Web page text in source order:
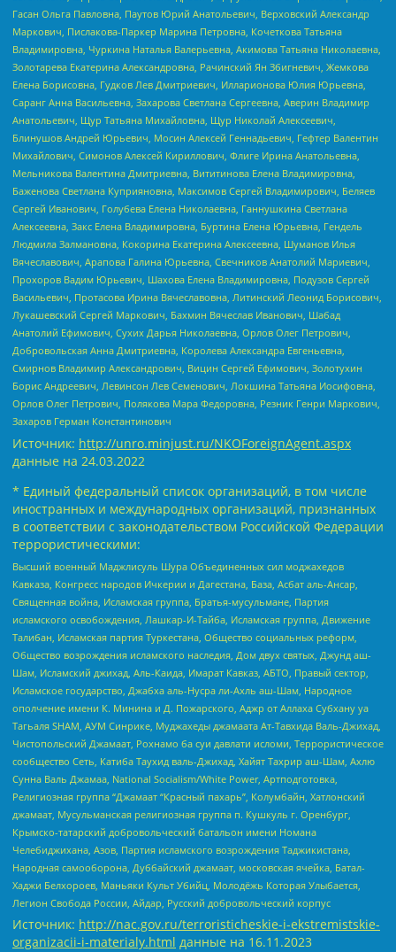
Гасан Ольга Павловна, Паутов Юрий Анатольевич, Верховский Александр
Маркович, Пислакова-Паркер Марина Петровна, Кочеткова Татьяна
Владимировна, Чуркина Наталья Валерьевна, Акимова Татьяна Николаевна,
Золотарева Екатерина Александровна, Рачинский Ян Збигневич, Жемкова
Елена Борисовна, Гудков Лев Дмитриевич, Илларионова Юлия Юрьевна,
Саранг Анна Васильевна, Захарова Светлана Сергеевна, Аверин Владимир
Анатольевич, Щур Татьяна Михайловна, Щур Николай Алексеевич,
Блинушов Андрей Юрьевич, Мосин Алексей Геннадьевич, Гефтер Валентин
Михайлович, Симонов Алексей Кириллович, Флиге Ирина Анатольевна,
Мельникова Валентина Дмитриевна, Вититинова Елена Владимировна,
Баженова Светлана Куприяновна, Максимов Сергей Владимирович, Беляев
Сергей Иванович, Голубева Елена Николаевна, Ганнушкина Светлана
Алексеевна, Закс Елена Владимировна, Буртина Елена Юрьевна, Гендель
Людмила Залмановна, Кокорина Екатерина Алексеевна, Шуманов Илья
Вячеславович, Арапова Галина Юрьевна, Свечников Анатолий Мариевич,
Прохоров Вадим Юрьевич, Шахова Елена Владимировна, Подузов Сергей
Васильевич, Протасова Ирина Вячеславовна, Литинский Леонид Борисович,
Лукашевский Сергей Маркович, Бахмин Вячеслав Иванович, Шабад
Анатолий Ефимович, Сухих Дарья Николаевна, Орлов Олег Петрович,
Добровольская Анна Дмитриевна, Королева Александра Евгеньевна,
Смирнов Владимир Александрович, Вицин Сергей Ефимович, Золотухин
Борис Андреевич, Левинсон Лев Семенович, Локшина Татьяна Иосифовна,
Орлов Олег Петрович, Полякова Мара Федоровна, Резник Генри Маркович,
Захаров Герман Константинович
Источник: http://unro.minjust.ru/NKOForeignAgent.aspx
данные на 24.03.2022
* Единый федеральный список организаций, в том числе
иностранных и международных организаций, признанных
в соответствии с законодательством Российской Федерации
террористическими:
Высший военный Маджлисуль Шура Объединенных сил моджахедов
Кавказа, Конгресс народов Ичкерии и Дагестана, База, Асбат аль-Ансар,
Священная война, Исламская группа, Братья-мусульмане, Партия
исламского освобождения, Лашкар-И-Тайба, Исламская группа, Движение
Талибан, Исламская партия Туркестана, Общество социальных реформ,
Общество возрождения исламского наследия, Дом двух святых, Джунд аш-
Шам, Исламский джихад, Аль-Каида, Имарат Кавказ, АБТО, Правый сектор,
Исламское государство, Джабха аль-Нусра ли-Ахль аш-Шам, Народное
ополчение имени К. Минина и Д. Пожарского, Аджр от Аллаха Субхану уа
Тагьаля SHAM, АУМ Синрике, Муджахеды джамаата Ат-Тавхида Валь-Джихад,
Чистопольский Джамаат, Рохнамо ба суи давлати исломи, Террористическое
сообщество Сеть, Катиба Таухид валь-Джихад, Хайят Тахрир аш-Шам, Ахлю
Сунна Валь Джамаа, National Socialism/White Power, Артподготовка,
Религиозная группа “Джамаат “Красный пахарь”, Колумбайн, Хатлонский
джамаат, Мусульманская религиозная группа п. Кушкуль г. Оренбург,
Крымско-татарский добровольческий батальон имени Номана
Челебиджихана, Азов, Партия исламского возрождения Таджикистана,
Народная самооборона, Дуббайский джамаат, московская ячейка, Батал-
Хаджи Белхороев, Маньяки Культ Убийц, Молодёжь Которая Улыбается,
Легион Свобода России, Айдар, Русский добровольческий корпус
Источник: http://nac.gov.ru/terroristicheskie-i-ekstremistskie-
organizacii-i-materialy.html данные на 16.11.2023